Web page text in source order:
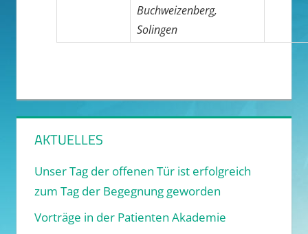
Buchweizenberg,
Solingen
AKTUELLES
Unser Tag der offenen Tür ist erfolgreich
zum Tag der Begegnung geworden
Vorträge in der Patienten Akademie